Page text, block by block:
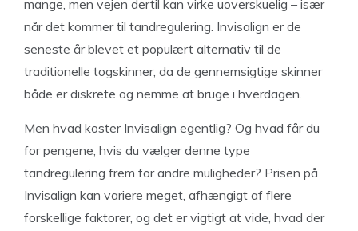
mange, men vejen dertil kan virke uoverskuelig – især
når det kommer til tandregulering. Invisalign er de
seneste år blevet et populært alternativ til de
traditionelle togskinner, da de gennemsigtige skinner
både er diskrete og nemme at bruge i hverdagen.
Men hvad koster Invisalign egentlig? Og hvad får du
for pengene, hvis du vælger denne type
tandregulering frem for andre muligheder? Prisen på
Invisalign kan variere meget, afhængigt af flere
forskellige faktorer, og det er vigtigt at vide, hvad der